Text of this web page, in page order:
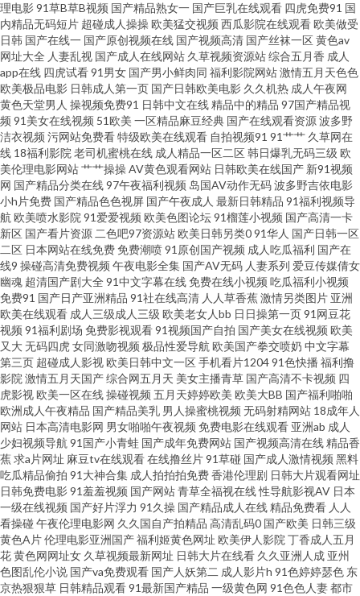
一特级毛片观看 国产成人=区 性交美女 麻豆h片 91影音 日韩艳色av色网 91青
娱乐网站 超碰久久96 97色资源综合网 国产黄网站 日本色导航 大香蕉自拍网
日韩AV免费 超碰在线公开 超碰人人公开 人人操欧美人 四虎影院色 91传媒熊
猫 在线天堂资源 aa爽片成人 黄色小网战 午夜诱惑网站 成人无码免费 91在线
免费 在线观看污视频 欧美激情色色 www高清无码 青青草操逼视频 伊人玖玖
大香蕉 av一二三 男女床上无遮挡 国产又色又爽视频 久久精品国产精品 天堂
网国产 欧美性爱十区不卡 亚洲色图私拍91 日韩AV影视中文 韩日色色 超碰在
桃 97超碰婷婷 狼人综合AV 91超碰伊人在线 伊人成人婷婷 欧美日韩一级棒 最
新91国产视频 日韩AV一区 香蕉伊人 午夜av福利 天堂av影院 欧洲极品另类 日
本色天堂 老熟女做爱一区 男人天堂的狠狠干 韩国伊人网 国产福利区视频 俺
去也三级 极品伪娘TS 91密臀 日本性视频 麻豆一二区 户外露出自慰小说 国产
嫩草影院久久 福利导航亚洲 成人在线观看网址 久久逼久久逼em 大香蕉91伊
人 四虎激情 91She视频 韩国操人人 神马影院女同 日韩无码专区 99超碰人 三
级成年在线 黑人精品区97 91精品视频在线 97天码 激情人妻三级 91福利导航
国产天天综合网 成人看片 亚州成人网站在线 久久人体视频 欧美人妖五月天
理电影91草B草B视频 国产精品熟女一 国产巨乳在线观看 四虎免费91 国
内精品无码短片 超碰成人操操欧美猛交视频 西瓜影院在线观看欧美做受
日韩 国产在线一 国产原创视频在线 国产视频高清 国产丝袜一区黄色av
网址大全 人妻乱视 国产成人在线网站 久草视频资源站综合五月香 成人
app在线 四虎试看91男女 国产男小鲜肉同 福利影院网站激情五月天色色
欧美极品电影 日韩成人第一页 国产日韩欧美电影 久久机热 成人午夜网
黄色天堂男人 操视频免费91 日韩中文在线精品中的精品 97国产精品视
频 91美女在线视频 51欧美 一区精品麻豆经典 国产在线观看资源波多野
洁衣视频 污网站免费看特级欧美在线观看 自拍视频91 91艹艹 久草网在
线 18福利影院 老司机蜜桃在线 成人精品一区二区韩日爆乳无码三级 欧
美伦理电影网站艹艹操操AV黄色观看网站 日韩欧美在线国产 新91视频
网 国产精品分类在线97午夜福利视频 岛国AV动作无码波多野吉依电影
小h片免费 国产精品色色视屏 国产午夜成人 最新日韩精品 91福利视频导
航 欧美喷水影院 91爱爱视频 欧美色图论坛91榴莲小视频 国产高清一卡
新区 国产看片资源 二色吧97资源站欧美日韩另类091华人 国产日韩一区
二区 日本网站在线免费免费潮喷91原创国产视频 成人吃瓜福利 国产在
线9 操碰高清免费视频 午夜电影全集 国产AV无码 人妻系列 爱豆传媒倩女
幽魂 超清国产剧大全 91中文字幕在线免费在线小视频 吃瓜福利小视频
免费91 国产日产亚洲精品 91社在线高清 人人草香蕉激情另类图片 亚洲
欧美在线观看 成人三级成人三级 欧美老女人bb 日日操第一页91网豆花
视频 91福利剧场 免费影视观看91视频国产自拍 国产美女在线视频 欧美
又大 无码四虎女同激吻视频 极品性爱导航 欧美国产拳交喷奶 中文字幕
第三页 超碰成人影视欧美日韩中文一区手机看片120491色快播 福利撸
影院 激情五月天国产综合网五月天 美女主播青草 国产高清不卡视频 四
虎影视欧美一区在线操碰视频 五月天婷婷欧美 欧美大BB 国产福利啪啪
欧洲成人午夜精品 国产精品美乳 男人操蜜桃视频 无码射精网站 18成年人
网站 日本高清电影网 男女啪啪午夜视频 免费电影在线观看 亚洲ab 成人
少妇视频导航 91国产小青蛙 国产成年免费网站 国产视频高清在线精品香
蕉求a片网址 麻豆tv在线观看在线撸丝片91草碰 国产成人激情视频 黑料
吃瓜精品偷拍 91大神合集 成人拍拍拍免费香港伦理剧 日韩大片观看网址
日韩免费电影91羞羞视频 国产网站青草全福视在线性导航影视AV 日本
一级在线视频 国产好片浮力 91久操 国产精品成人在线精品免费看 人人
看操碰 午夜伦理电影网 久久国自产拍精品 高清乱码0 国产欧美 日韩三级
黄色A片伦理电影亚洲国产福利姬黄色网址 欧美伊人影院 丁香成人五月
花黄色网网址女 久草视频最新网址 日韩大片在线看 久久亚洲人成 亚州
色图乱伦小说 国产va免费观看 国产人妖第二 成人影片h 91色婷婷瑟色 东
京热狠狠草 日韩精品观看91最新国产精品 一级黄色网 91色色人妻都市